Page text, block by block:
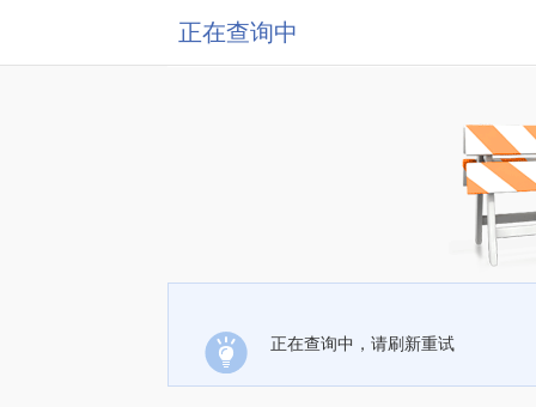
正在查询中
正在查询中，请刷新重试